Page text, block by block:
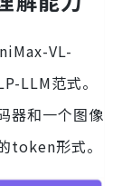
VL-
LLM范式。
器和一个图像
token形式。